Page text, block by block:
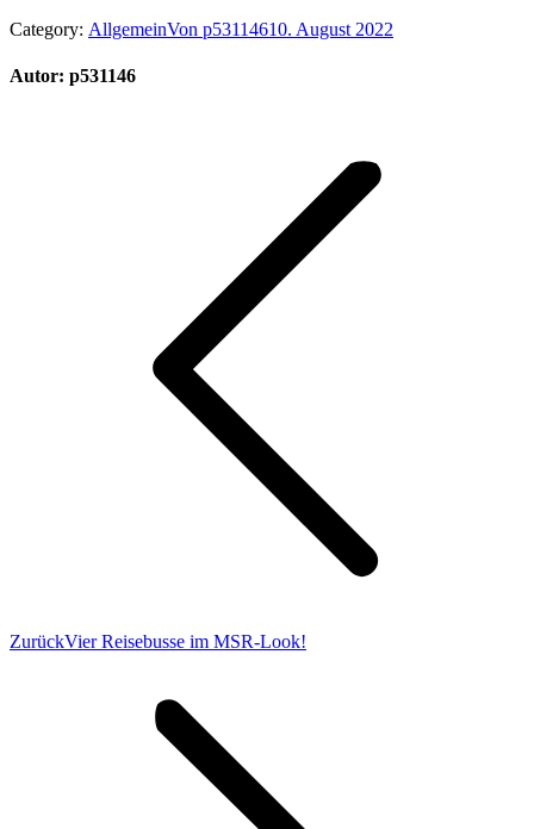
Category: AllgemeinVon p53114610. August 2022
Autor: p531146
ZurückVorheriger
Vier Reisebusse im MSR-Look!